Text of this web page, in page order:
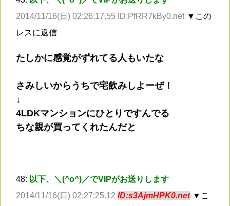
2014/11/16(日) 02:26:17.55 ID:PfRR7kBy0.net ▼この
レスに返信
たしかに感覚がずれてる人もいたな
さみしいからうちで宅飲みしよーぜ！
↓
4LDKマンションにひとりですんでる
ちな親が買ってくれたんだと
48: 以下、＼(^o^)／でVIPがお送りします
2014/11/16(日) 02:27:25.12 ID:s3AjmHPK0.net ▼こ